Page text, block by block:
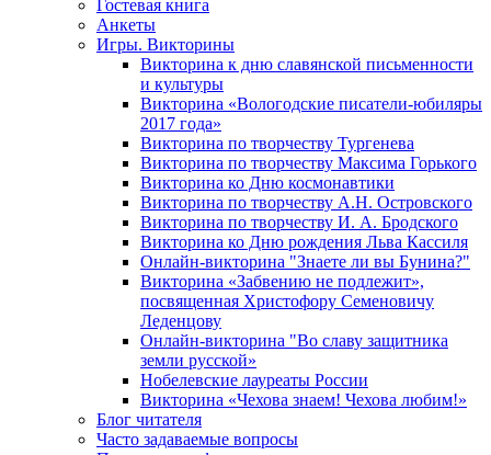
Гостевая книга
Анкеты
Игры. Викторины
Викторина к дню славянской письменности
и культуры
Викторина «Вологодские писатели-юбиляры
2017 года»
Викторина по творчеству Тургенева
Викторина по творчеству Максима Горького
Викторина ко Дню космонавтики
Викторина по творчеству А.Н. Островского
Викторина по творчеству И. А. Бродского
Викторина ко Дню рождения Льва Кассиля
Онлайн-викторина "Знаете ли вы Бунина?"
Викторина «Забвению не подлежит»,
посвященная Христофору Семеновичу
Леденцову
Онлайн-викторина "Во славу защитника
земли русской»
Нобелевские лауреаты России
Викторина «Чехова знаем! Чехова любим!»
Блог читателя
Часто задаваемые вопросы